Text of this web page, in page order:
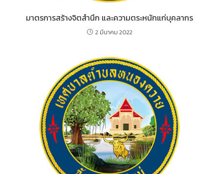
มาตรการสร้างจิตสำนึก และความตระหนักแก่บุคลากร
2 มีนาคม 2022